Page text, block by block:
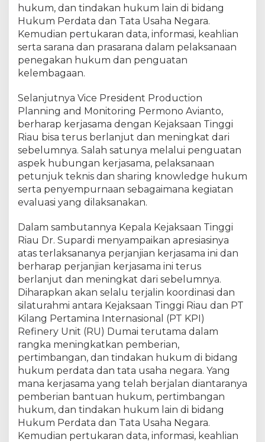
K
i
n
g
r
t
a
m
n
n
t
r
n
a
s
i
o
n
l
(
P
T
K
P
I
)
R
e
hukum, dan tindakan hukum lain di bidang
Hukum Perdata dan Tata Usaha Negara.
Kemudian pertukaran data, informasi, keahlian
serta sarana dan prasarana dalam pelaksanaan
penegakan hukum dan penguatan
kelembagaan.
Selanjutnya Vice President Production
Planning and Monitoring Permono Avianto,
berharap kerjasama dengan Kejaksaan Tinggi
Riau bisa terus berlanjut dan meningkat dari
sebelumnya. Salah satunya melalui penguatan
aspek hubungan kerjasama, pelaksanaan
petunjuk teknis dan sharing knowledge hukum
serta penyempurnaan sebagaimana kegiatan
evaluasi yang dilaksanakan.
Dalam sambutannya Kepala Kejaksaan Tinggi
Riau Dr. Supardi menyampaikan apresiasinya
atas terlaksananya perjanjian kerjasama ini dan
berharap perjanjian kerjasama ini terus
berlanjut dan meningkat dari sebelumnya.
Diharapkan akan selalu terjalin koordinasi dan
silaturahmi antara Kejaksaan Tinggi Riau dan PT
Kilang Pertamina Internasional (PT KPI)
Refinery Unit (RU) Dumai terutama dalam
rangka meningkatkan pemberian,
pertimbangan, dan tindakan hukum di bidang
hukum perdata dan tata usaha negara. Yang
mana kerjasama yang telah berjalan diantaranya
pemberian bantuan hukum, pertimbangan
hukum, dan tindakan hukum lain di bidang
Hukum Perdata dan Tata Usaha Negara.
Kemudian pertukaran data, informasi, keahlian